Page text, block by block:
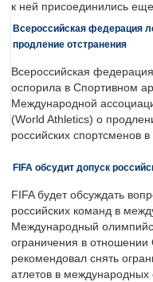
к ней присоединились
Всероссийская федерация
продление отстранения
Всероссийская
оспорила в Спортивном
Международной
(World Athletics) о
российских спортсменов в
FIFA обсудит допуск
FIFA будет обсуждать
российских команд в
Международный
ограничения в отношении
рекомендовал снять
атлетов в международных